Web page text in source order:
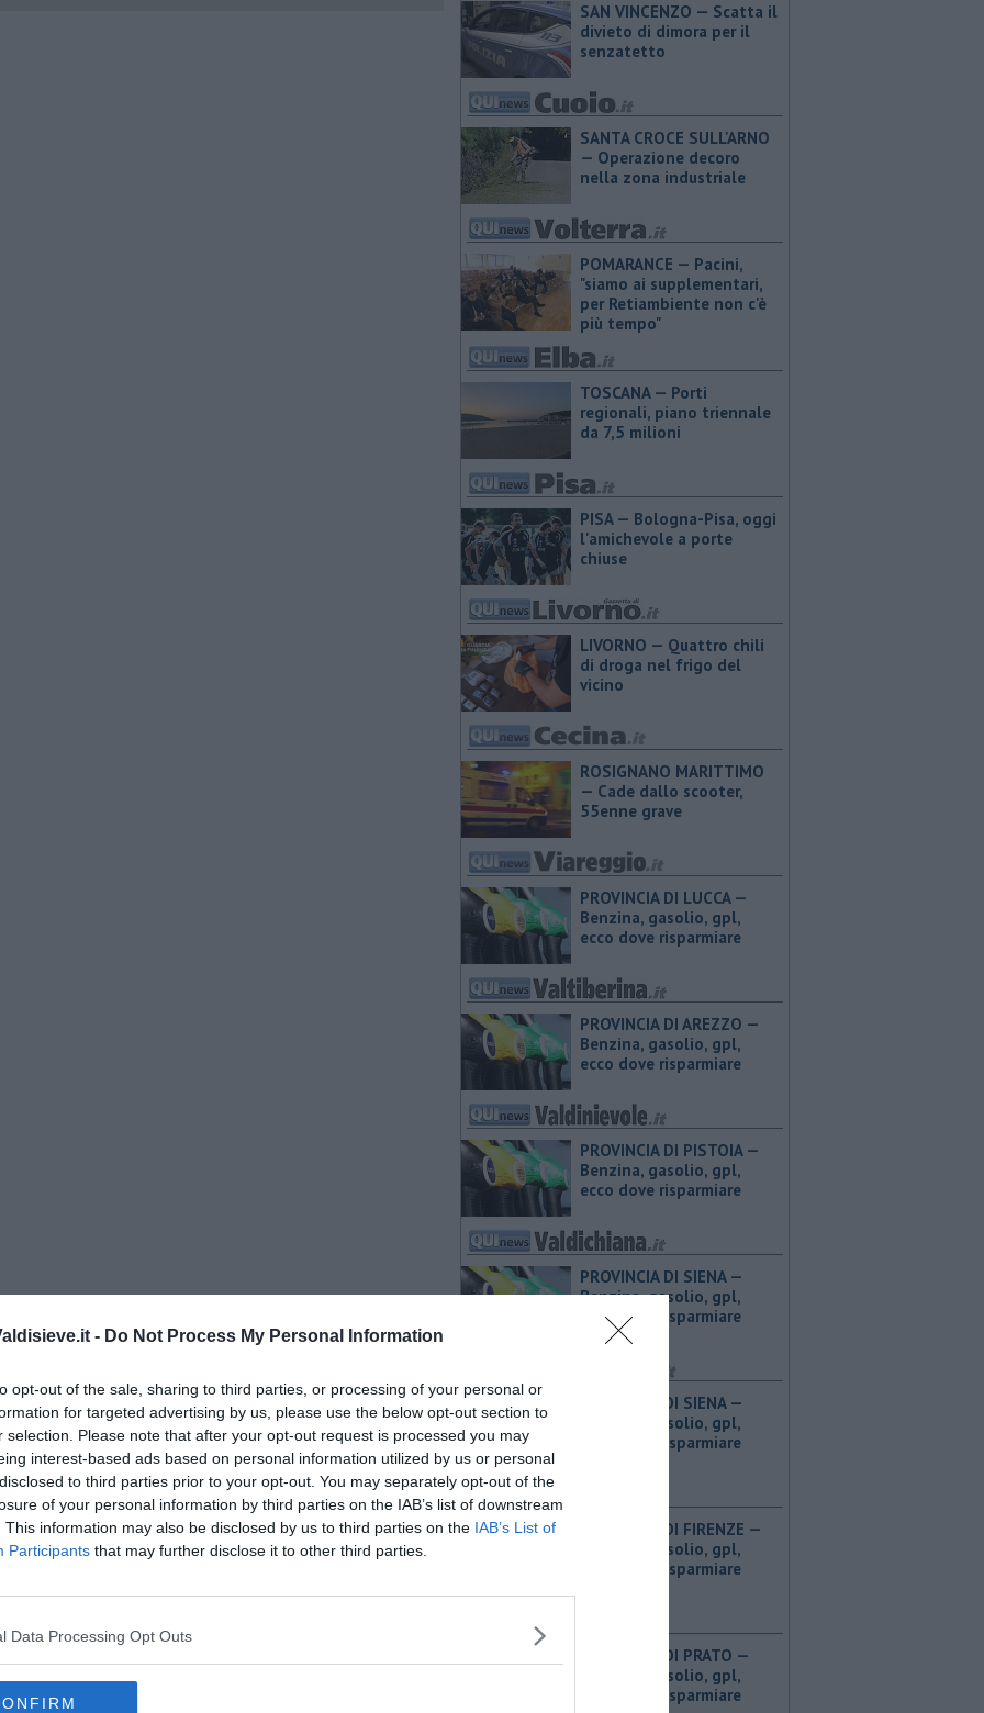
- Do Not Process My Personal Information
opt-out of the sale, sharing to third parties, or processing of your personal or
for targeted advertising by us, please use the below opt-out section to
selection. Please note that after your opt-out request is processed you may
interest-based ads based on personal information utilized by us or personal
to third parties prior to your opt-out. You may separately opt-out of the
of your personal information by third parties on the IAB’s list of downstream
This information may also be disclosed by us to third parties on the IAB’s List of
Participants that may further disclose it to other third parties.
Data Processing Opt Outs
SAN VINCENZO — Scatta il
divieto di dimora per il
senzatetto
SANTA CROCE SULL'ARNO
— Operazione decoro
nella zona industriale
POMARANCE — Pacini,
"siamo ai supplementari,
per Retiambiente non c'è
più tempo"
TOSCANA — Porti
regionali, piano triennale
da 7,5 milioni
PISA — Bologna-Pisa, oggi
l'amichevole a porte
chiuse
LIVORNO — Quattro chili
di droga nel frigo del
vicino
ROSIGNANO MARITTIMO
— Cade dallo scooter,
55enne grave
PROVINCIA DI LUCCA — ​
Benzina, gasolio, gpl,
ecco dove risparmiare
PROVINCIA DI AREZZO — ​
Benzina, gasolio, gpl,
ecco dove risparmiare
PROVINCIA DI PISTOIA — ​
Benzina, gasolio, gpl,
ecco dove risparmiare
PROVINCIA DI SIENA — ​
Benzina, gasolio, gpl,
ecco dove risparmiare
PROVINCIA DI SIENA — ​
Benzina, gasolio, gpl,
ecco dove risparmiare
PROVINCIA DI FIRENZE — ​
Benzina, gasolio, gpl,
ecco dove risparmiare
PROVINCIA DI PRATO — ​
Benzina, gasolio, gpl,
ecco dove risparmiare